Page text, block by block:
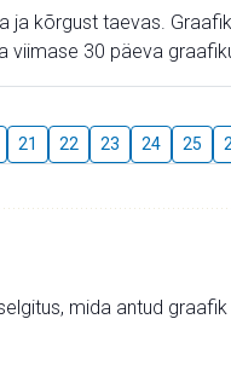
ja kõrgust taevas.
viimase 30 päeva
21 22 23 24 25
mida antud